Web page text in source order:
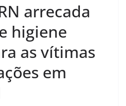
arrecada
higiene
as vítimas
em